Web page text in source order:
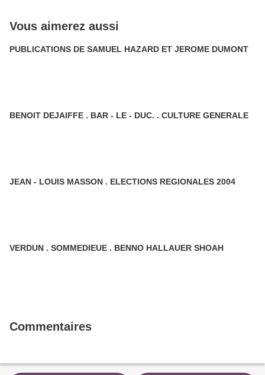
Vous aimerez aussi
PUBLICATIONS DE SAMUEL HAZARD ET JEROME DUMONT
BENOIT DEJAIFFE . BAR - LE - DUC. . CULTURE GENERALE
JEAN - LOUIS MASSON . ELECTIONS REGIONALES 2004
VERDUN . SOMMEDIEUE . BENNO HALLAUER SHOAH
Commentaires